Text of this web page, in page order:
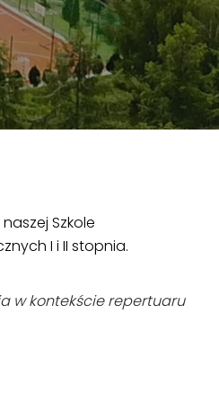
Szkole
I i II stopnia.
w kontekście repertuaru